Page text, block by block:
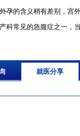
孕的含义稍有差别，宫
科常见的急腹症之一，
就医分享